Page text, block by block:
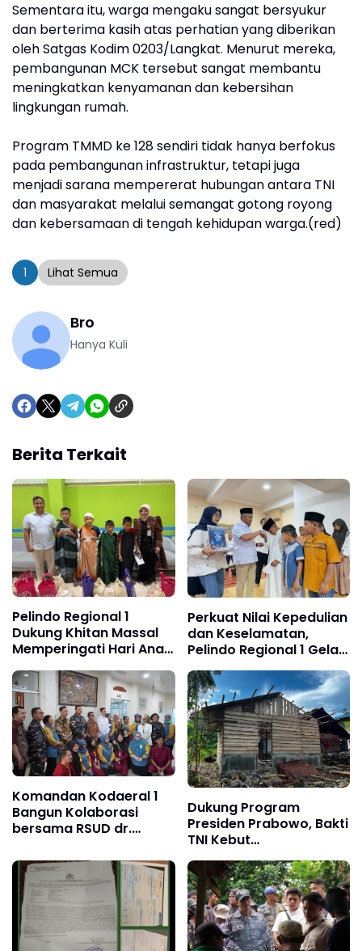
Sementara itu, warga mengaku sangat bersyukur
dan berterima kasih atas perhatian yang diberikan
oleh Satgas Kodim 0203/Langkat. Menurut mereka,
pembangunan MCK tersebut sangat membantu
meningkatkan kenyamanan dan kebersihan
lingkungan rumah.
Program TMMD ke 128 sendiri tidak hanya berfokus
pada pembangunan infrastruktur, tetapi juga
menjadi sarana mempererat hubungan antara TNI
dan masyarakat melalui semangat gotong royong
dan kebersamaan di tengah kehidupan warga.(red)
1 Lihat Semua
Bro
Hanya Kuli
Berita Terkait
Pelindo Regional 1
Dukung Khitan Massal
Memperingati Hari Anak
Perkuat Nilai Kepedulian
dan Keselamatan,
Pelindo Regional 1 Gelar
Pengajian, Doa
Bersama, dan Santunan
Anak Yatim Piatu
Komandan Kodaeral 1
Bangun Kolaborasi
bersama RSUD dr.
Dukung Program
Presiden Prabowo, Bakti
TNI Kebut
Pembangunan RTLH di
Nias Selatan